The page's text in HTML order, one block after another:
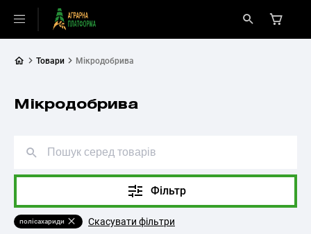
Товари Мікродобрива
Мікродобрива
полісахариди Скасувати фільтри
Фільтр